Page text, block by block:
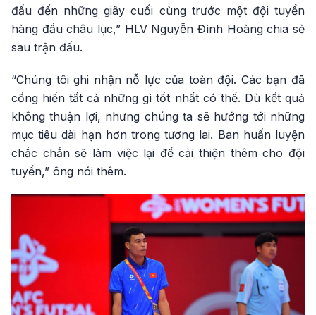
đấu đến những giây cuối cùng trước một đội tuyển
hàng đầu châu lục,” HLV Nguyễn Đình Hoàng chia sẻ
sau trận đấu.
“Chúng tôi ghi nhận nỗ lực của toàn đội. Các bạn đã
cống hiến tất cả những gì tốt nhất có thể. Dù kết quả
không thuận lợi, nhưng chúng ta sẽ hướng tới những
mục tiêu dài hạn hơn trong tương lai. Ban huấn luyện
chắc chắn sẽ làm việc lại để cải thiện thêm cho đội
tuyển,” ông nói thêm.